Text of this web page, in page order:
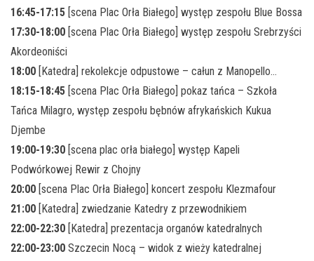
16:45-17:15 [scena Plac Orła Białego] występ zespołu Blue Bossa
17:30-18:00 [scena Plac Orła Białego] występ zespołu Srebrzyści
Akordeoniści
18:00 [Katedra] rekolekcje odpustowe – całun z Manopello…
18:15-18:45 [scena Plac Orła Białego] pokaz tańca – Szkoła
Tańca Milagro, występ zespołu bębnów afrykańskich Kukua
Djembe
19:00-19:30 [scena plac orła białego] występ Kapeli
Podwórkowej Rewir z Chojny
20:00 [scena Plac Orła Białego] koncert zespołu Klezmafour
21:00 [Katedra] zwiedzanie Katedry z przewodnikiem
22:00-22:30 [Katedra] prezentacja organów katedralnych
22:00-23:00 Szczecin Nocą – widok z wieży katedralnej